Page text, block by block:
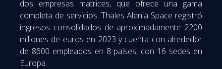
dos empresas matrices, que ofrece una gama
completa de servicios. Thales Alenia Space registró
ingresos consolidados de aproximadamente 2200
millones de euros en 2023 y cuenta con alrededor
de 8600 empleados en 8 países, con 16 sedes en
Europa.